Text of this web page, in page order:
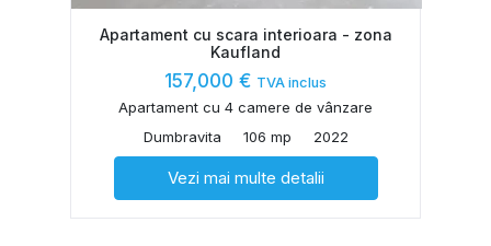
Apartament cu scara interioara - zona
Kaufland
157,000 € TVA inclus
Apartament cu 4 camere de vânzare
Dumbravita
106 mp 2022
Vezi mai multe detalii